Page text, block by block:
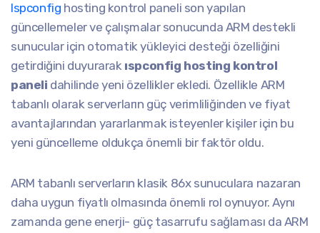
Ispconfig hosting kontrol paneli son yapılan
güncellemeler ve çalışmalar sonucunda ARM destekli
sunucular için otomatik yükleyici desteği özelliğini
getirdiğini duyurarak ıspconfig hosting kontrol
paneli dahilinde yeni özellikler ekledi. Özellikle ARM
tabanlı olarak serverların güç verimliliğinden ve fiyat
avantajlarından yararlanmak isteyenler kişiler için bu
yeni güncelleme oldukça önemli bir faktör oldu.
ARM tabanlı serverların klasik 86x sunuculara nazaran
daha uygun fiyatlı olmasında önemli rol oynuyor. Aynı
zamanda gene enerji- güç tasarrufu sağlaması da ARM